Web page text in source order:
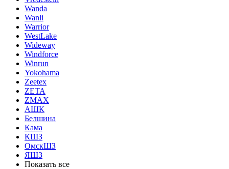
Wanda
Wanli
Warrior
WestLake
Wideway
Windforce
Winrun
Yokohama
Zeetex
ZETA
ZMAX
АШК
Белшина
Кама
КШЗ
ОмскШЗ
ЯШЗ
Показать все